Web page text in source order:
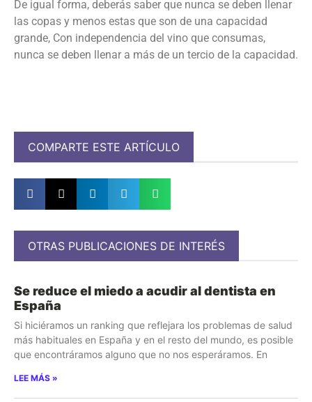
De igual forma, deberás saber que nunca se deben llenar
las copas y menos estas que son de una capacidad
grande, Con independencia del vino que consumas,
nunca se deben llenar a más de un tercio de la capacidad.
COMPARTE ESTE ARTÍCULO
OTRAS PUBLICACIONES DE INTERÉS
Se reduce el miedo a acudir al dentista en
España
Si hiciéramos un ranking que reflejara los problemas de salud
más habituales en España y en el resto del mundo, es posible
que encontráramos alguno que no nos esperáramos. En
LEE MÁS »